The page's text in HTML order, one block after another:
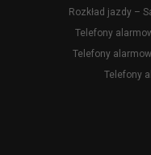
Rozkład jazdy –
Telefony
Telefony
Telefony